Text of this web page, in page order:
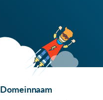
Domeinnaam